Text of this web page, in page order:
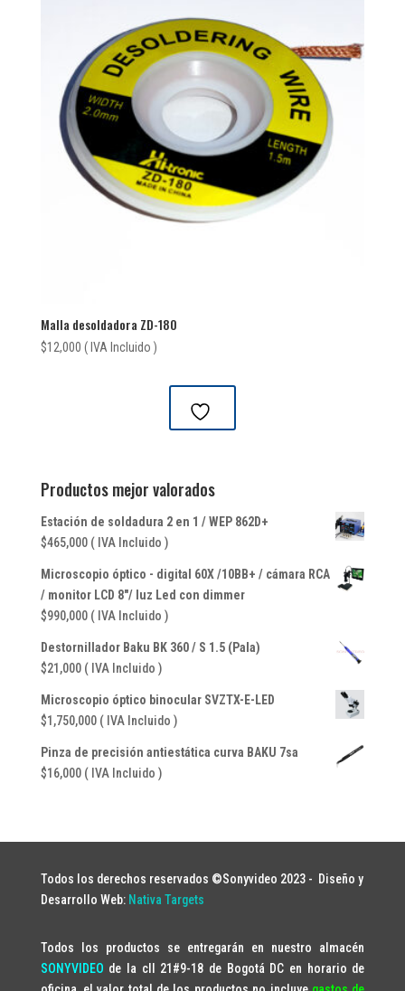
Malla desoldadora ZD-180
$12,000 ( IVA Incluido )
Productos mejor valorados
Estación de soldadura 2 en 1 / WEP 862D+
$465,000 ( IVA Incluido )
Microscopio óptico - digital 60X /10BB+ / cámara RCA
/ monitor LCD 8"/ luz Led con dimmer
$990,000 ( IVA Incluido )
Destornillador Baku BK 360 / S 1.5 (Pala)
$21,000 ( IVA Incluido )
Microscopio óptico binocular SVZTX-E-LED
$1,750,000 ( IVA Incluido )
Pinza de precisión antiestática curva BAKU 7sa
$16,000 ( IVA Incluido )
Todos los derechos reservados ©Sonyvideo 2023 - Diseño y
Desarrollo Web: Nativa Targets
Todos los productos se entregarán en nuestro almacén
SONYVIDEO de la cll 21#9-18 de Bogotá DC en horario de